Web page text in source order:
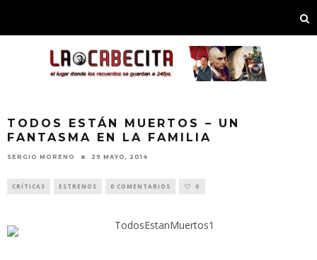
TODOS ESTÁN MUERTOS – UN
FANTASMA EN LA FAMILIA
SERGIO MORENO 29 MAYO, 2014
CRÍTICAS ESTRENOS 0 COMENTARIOS 0